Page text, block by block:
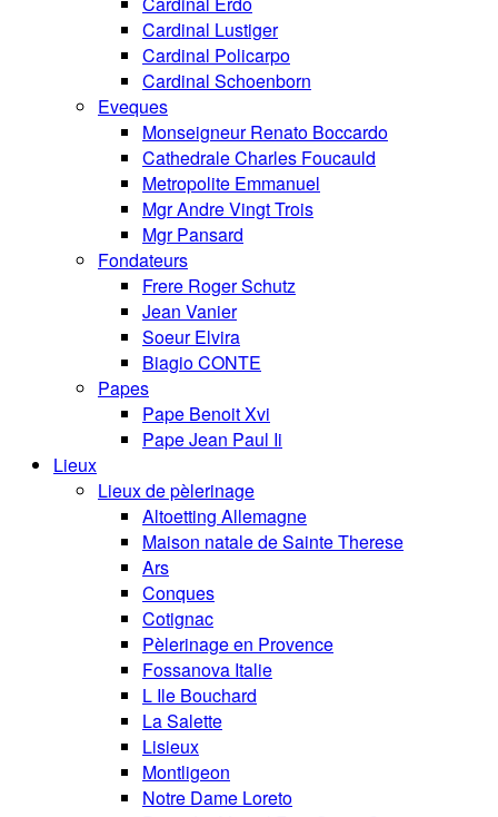
Cardinal Lustiger
Cardinal Policarpo
Cardinal Schoenborn
Eveques
Monseigneur Renato Boccardo
Cathedrale Charles Foucauld
Metropolite Emmanuel
Mgr Andre Vingt Trois
Mgr Pansard
Fondateurs
Frere Roger Schutz
Jean Vanier
Soeur Elvira
Biagio CONTE
Papes
Pape Benoit Xvi
Pape Jean Paul Ii
Lieux
Lieux de pèlerinage
Altoetting Allemagne
Maison natale de Sainte Therese
Ars
Conques
Cotignac
Pèlerinage en Provence
Fossanova Italie
L Ile Bouchard
La Salette
Lisieux
Montligeon
Notre Dame Loreto